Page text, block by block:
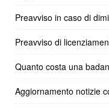
Preavviso in caso di
Preavviso di
Quanto costa una
Aggiornamento notizie